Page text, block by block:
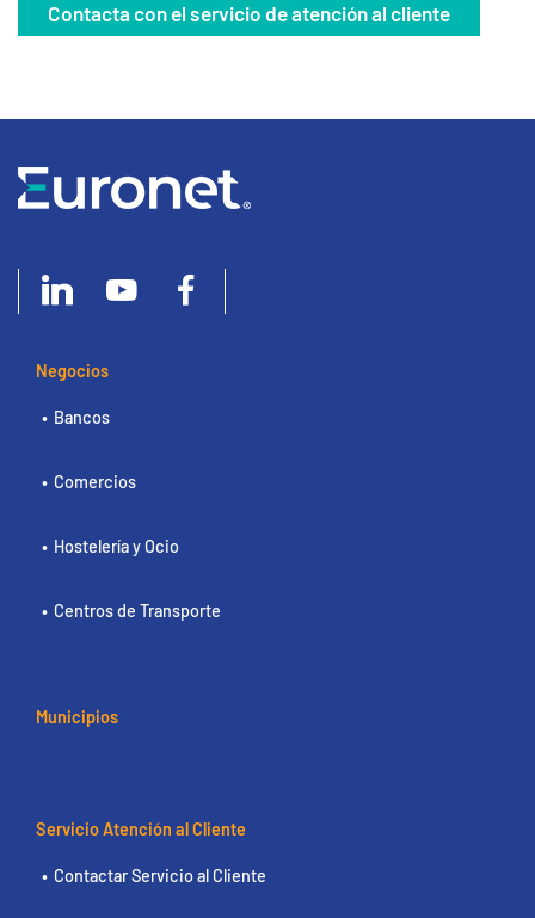
Contacta con el servicio de atención al cliente
Negocios
Bancos
Comercios
Hostelería y Ocio
Centros de Transporte
Municipios
Servicio Atención al Cliente
Contactar Servicio al Cliente